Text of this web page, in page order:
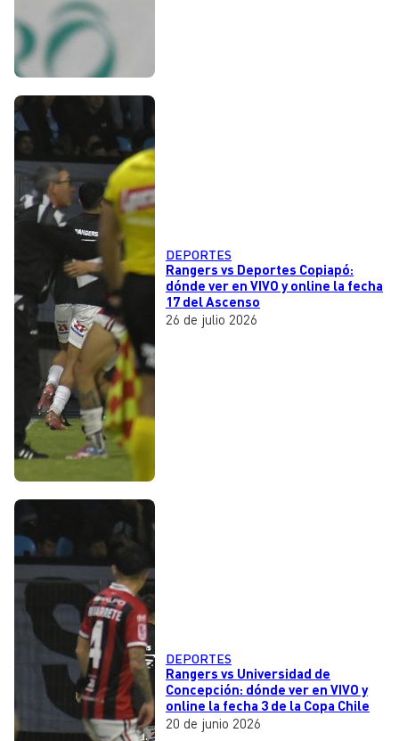
DEPORTES
Rangers vs Deportes Copiapó:
dónde ver en VIVO y online la fecha
17 del Ascenso
26 de julio 2026
DEPORTES
Rangers vs Universidad de
Concepción: dónde ver en VIVO y
online la fecha 3 de la Copa Chile
20 de junio 2026